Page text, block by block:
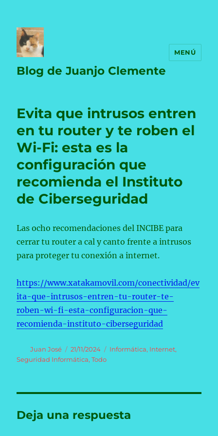
Blog de Juanjo Clemente
MENÚ
Evita que intrusos entren
en tu router y te roben el
Wi-Fi: esta es la
configuración que
recomienda el Instituto
de Ciberseguridad
Las ocho recomendaciones del INCIBE para
cerrar tu router a cal y canto frente a intrusos
para proteger tu conexión a internet.
https://www.xatakamovil.com/conectividad/ev
ita-que-intrusos-entren-tu-router-te-
roben-wi-fi-esta-configuracion-que-
recomienda-instituto-ciberseguridad
Autor
Juan José
Publicado
el
21/11/2024 Categorías
Informática, Internet,
Seguridad Informática,Todo
Deja una respuesta